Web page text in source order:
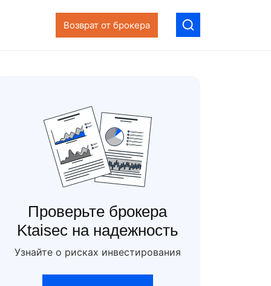
Возврат от брокера
Проверьте брокера
Ktaisec на надежность
Узнайте о рисках инвестирования